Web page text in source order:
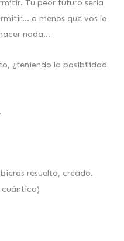
Tu peor futuro sería
a menos que vos lo
nada…
¿teniendo la posibilidad
resuelto, creado.